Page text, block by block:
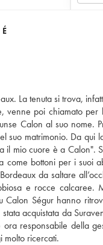
La tenuta si trova,
poi chiamato per
Calon al suo nome.
suo matrimonio. Da
mio cuore è a Calon".
come bottoni per i suoi
da saltare
e rocce calcaree.
Ségur hanno
acquistata da
responsabile della
molto ricercati.